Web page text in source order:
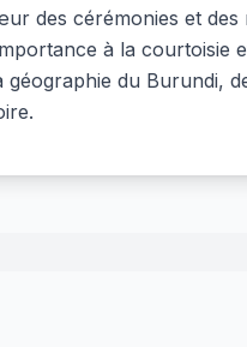
des cérémonies et
à la
du Burundi,